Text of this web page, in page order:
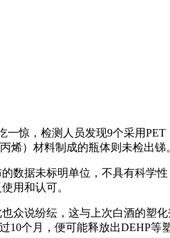
惊，检测人员发现9个采用PET
烯）材料制成的瓶体则未检出锑
据未标明单位，不具有科学
用和认可。
说纷纭，这与上次白酒的塑
个月，便可能释放出DEHP等